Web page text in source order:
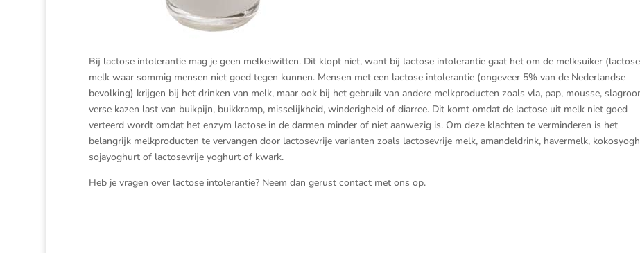
Bij lactose intolerantie mag je geen melkeiwitten. Dit klopt niet, want bij lactose intolerantie gaat het om de melksuiker
melk waar sommig mensen niet goed tegen kunnen. Mensen met een lactose intolerantie (ongeveer 5% van de Nederlandse
bevolking) krijgen bij het drinken van melk, maar ook bij het gebruik van andere melkproducten zoals vla, pap, mousse,
verse kazen last van buikpijn, buikkramp, misselijkheid, winderigheid of diarree. Dit komt omdat de lactose uit melk niet goed
verteerd wordt omdat het enzym lactose in de darmen minder of niet aanwezig is. Om deze klachten te verminderen is het
belangrijk melkproducten te vervangen door lactosevrije varianten zoals lactosevrije melk, amandeldrink, havermelk,
sojayoghurt of lactosevrije yoghurt of kwark.
Heb je vragen over lactose intolerantie? Neem dan gerust contact met ons op.